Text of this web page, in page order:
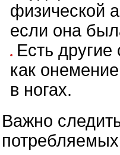
физической
если она
Есть
как
в ногах.
Важно